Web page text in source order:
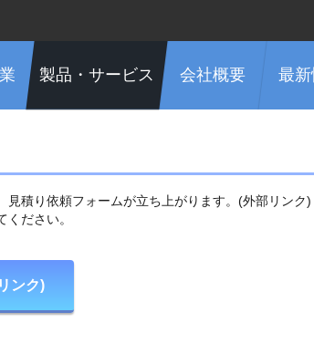
製品・サービス 会社概要 最新
見積り依頼フォームが立ち上がります。(外部リンク)
ださい。
ンク)